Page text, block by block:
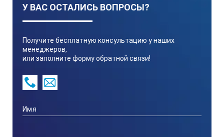
аккумулятора повышенной емкости
возможность оперативной замены аккумулятора
возможность заряда аккумулятора отдельно от
блока контроля и в его составе
возможность контроля покрытий на бетонных и
железобетонных конструкциях.
У ВАС ОСТАЛИСЬ ВОПРОСЫ?
Получите бесплатную консультацию у наших
менеджеров,
или заполните форму обратной связи!